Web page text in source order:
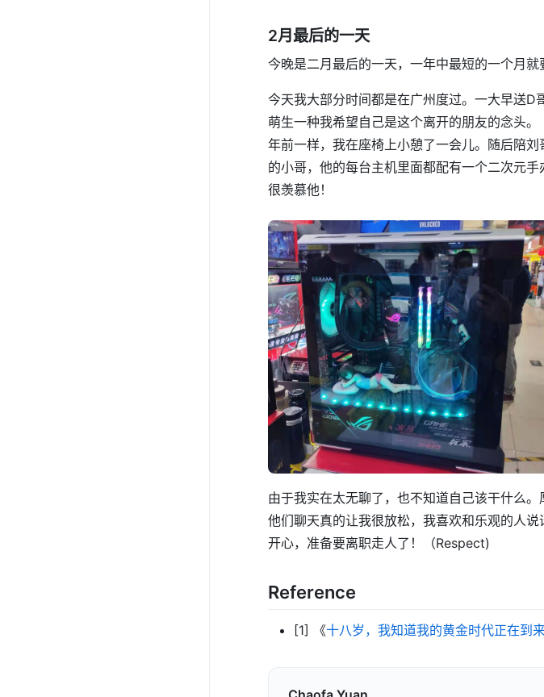
2月最后的一天
今晚是二月最后的一天，一年中最短的一个月就
今天我大部分时间都是在广州度过。一大早送
萌生一种我希望自己是这个离开的朋友的念头
年前一样，我在座椅上小憩了一会儿。随后陪
的小哥，他的每台主机里面都配有一个二次元
很羡慕他！
由于我实在太无聊了，也不知道自己该干什么
他们聊天真的让我很放松，我喜欢和乐观的人
开心，准备要离职走人了！（Respect)
Reference
[1] 《十八岁，我知道我的黄金时代正在到